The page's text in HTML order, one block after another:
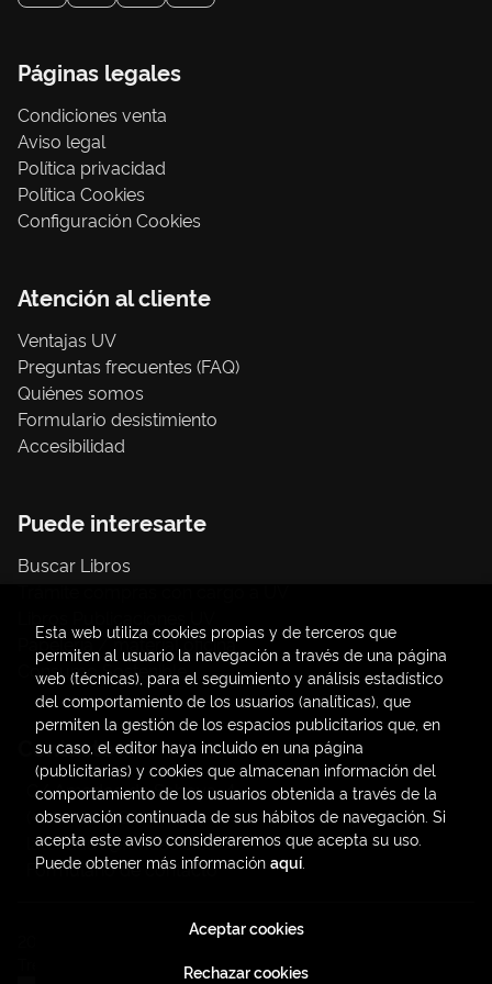
Páginas legales
Condiciones venta
Aviso legal
Política privacidad
Política Cookies
Configuración Cookies
Atención al cliente
Ventajas UV
Preguntas frecuentes (FAQ)
Quiénes somos
Formulario desistimiento
Accesibilidad
Puede interesarte
Buscar Libros
Papelería / material oficina
Consumo Sostenible
Contacto
C/ Amadeo de Saboya, 4
(+34) 963828968
latendauv@fundacio.es
Formulario de contacto
. Todos los Derechos Reservados |
Esta web utiliza cookies propias y de terceros que
permiten al usuario la navegación a través de una página
web (técnicas), para el seguimiento y análisis estadístico
del comportamiento de los usuarios (analíticas), que
permiten la gestión de los espacios publicitarios que, en
su caso, el editor haya incluido en una página
(publicitarias) y cookies que almacenan información del
comportamiento de los usuarios obtenida a través de la
observación continuada de sus hábitos de navegación. Si
acepta este aviso consideraremos que acepta su uso.
Puede obtener más información aquí.
Rechazar cookies
Aceptar cookies